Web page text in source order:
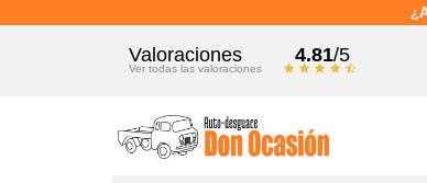
Valoraciones
Ver todas las valoraciones
4.81/5